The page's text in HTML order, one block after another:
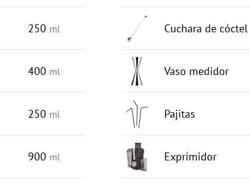
250 ml
400 ml
250 ml
900 ml
Cuchara de cóctel
Vaso medidor
Pajitas
Exprimidor